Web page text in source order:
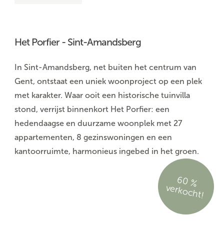
Het Porfier - Sint-Amandsberg
In Sint-Amandsberg, net buiten het centrum van
Gent, ontstaat een uniek woonproject op een plek
met karakter. Waar ooit een historische tuinvilla
stond, verrijst binnenkort Het Porfier: een
hedendaagse en duurzame woonplek met 27
appartementen, 8 gezinswoningen en een
kantoorruimte, harmonieus ingebed in het groen.
6
0
%
ve
rko
c
h
t!